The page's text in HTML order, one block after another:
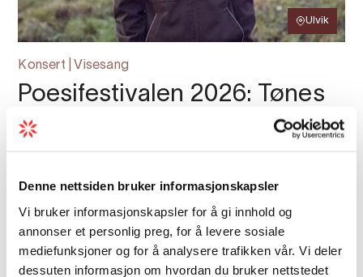
Denne nettsiden bruker informasjonskapsler
Vi bruker informasjonskapsler for å gi innhold og
annonser et personlig preg, for å levere sosiale
mediefunksjoner og for å analysere trafikken vår. Vi deler
dessuten informasjon om hvordan du bruker nettstedet
Ulvik
Konsert | Visesang
Poesifestivalen 2026: Tønes
Tønes heiter eigentleg Frank Tønnesen, og
låtskrivar i særklasse som fortel
underfundige og humoristiske historiar på
klingande s...